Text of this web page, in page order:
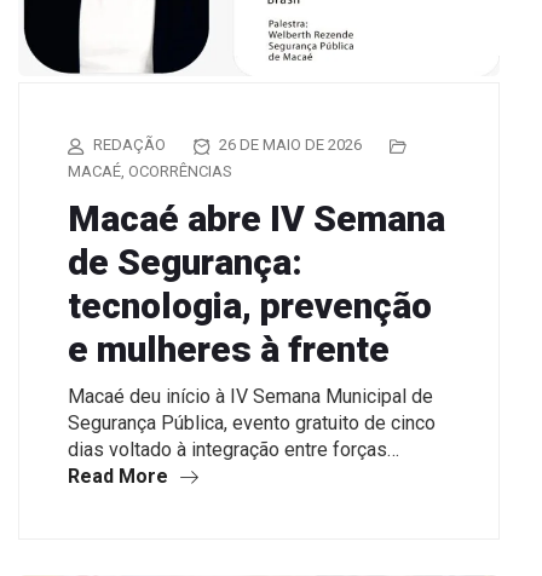
REDAÇÃO
26 DE MAIO DE 2026
MACAÉ, OCORRÊNCIAS
Macaé abre IV Semana
de Segurança:
tecnologia, prevenção
e mulheres à frente
Macaé deu início à IV Semana Municipal de
Segurança Pública, evento gratuito de cinco
dias voltado à integração entre forças…
Read More